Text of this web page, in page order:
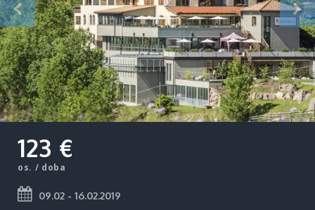
123 €
os. / doba
09.02 - 16.02.2019